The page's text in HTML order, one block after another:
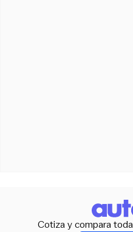
Cotiza y compara